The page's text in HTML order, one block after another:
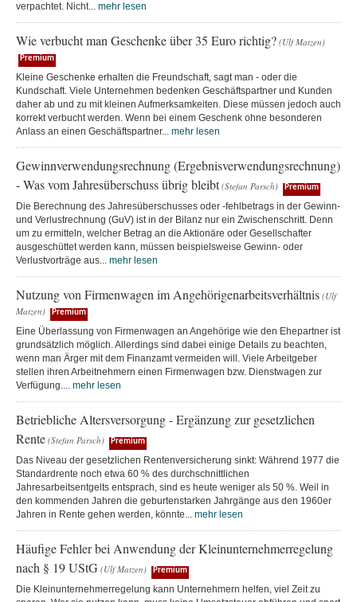
verpachtet. Nicht... mehr lesen
Wie verbucht man Geschenke über 35 Euro richtig? (Ulf Matzen)
Premium
Kleine Geschenke erhalten die Freundschaft, sagt man - oder die
Kundschaft. Viele Unternehmen bedenken Geschäftspartner und Kunden
daher ab und zu mit kleinen Aufmerksamkeiten. Diese müssen jedoch auch
korrekt verbucht werden. Wenn bei einem Geschenk ohne besonderen
Anlass an einen Geschäftspartner... mehr lesen
Gewinnverwendungsrechnung (Ergebnisverwendungsrechnung)
- Was vom Jahresüberschuss übrig bleibt (Stefan Parsch) Premium
Die Berechnung des Jahresüberschusses oder -fehlbetrags in der Gewinn-
und Verlustrechnung (GuV) ist in der Bilanz nur ein Zwischenschritt. Denn
um zu ermitteln, welcher Betrag an die Aktionäre oder Gesellschafter
ausgeschüttet werden kann, müssen beispielsweise Gewinn- oder
Verlustvorträge aus... mehr lesen
Nutzung von Firmenwagen im Angehörigenarbeitsverhältnis (Ulf
Matzen)
Premium
Eine Überlassung von Firmenwagen an Angehörige wie den Ehepartner ist
grundsätzlich möglich. Allerdings sind dabei einige Details zu beachten,
wenn man Ärger mit dem Finanzamt vermeiden will. Viele Arbeitgeber
stellen ihren Arbeitnehmern einen Firmenwagen bzw. Dienstwagen zur
Verfügung.... mehr lesen
Betriebliche Altersversorgung - Ergänzung zur gesetzlichen
Rente (Stefan Parsch) Premium
Das Niveau der gesetzlichen Rentenversicherung sinkt: Während 1977 die
Standardrente noch etwa 60 % des durchschnittlichen
Jahresarbeitsentgelts entsprach, sind es heute weniger als 50 %. Weil in
den kommenden Jahren die geburtenstarken Jahrgänge aus den 1960er
Jahren in Rente gehen werden, könnte... mehr lesen
Häufige Fehler bei Anwendung der Kleinunternehmerregelung
nach § 19 UStG (Ulf Matzen) Premium
Die Kleinunternehmerregelung kann Unternehmern helfen, viel Zeit zu